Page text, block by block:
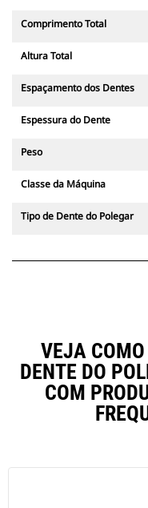
Comprimento Total
Altura Total
Espaçamento dos Dentes
Espessura do Dente
Peso
Classe da Máquina
Tipo de Dente do Polegar
VEJA
DENTE DO
COM